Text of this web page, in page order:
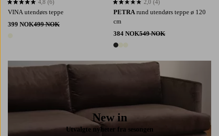
VINA utendørs teppe
399 NOK499 NOK
4,8 basert på 6 karaktergivninger
4,8 (6)
PETRA rund utendørs teppe ø 120
cm
384 NOK549 NOK
3 farger
2,0 basert på 4 karaktergivninger
2,0 (4)
New in
Utvalgte nyheter fra sesongen